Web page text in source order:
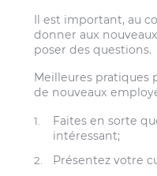
Il est important, au
donner aux
poser des questions.
Meilleures pratiques
de nouveaux
Faites en sorte
intéressant;
Présentez votre